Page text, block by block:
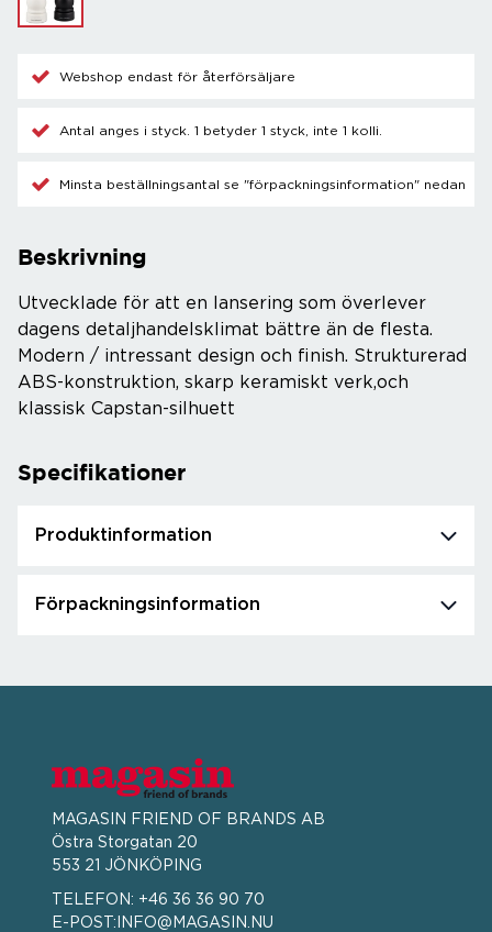
Webshop endast för återförsäljare
Antal anges i styck. 1 betyder 1 styck, inte 1 kolli.
Minsta beställningsantal se "förpackningsinformation" nedan
Beskrivning
Utvecklade för att en lansering som överlever
dagens detaljhandelsklimat bättre än de flesta.
Modern / intressant design och finish. Strukturerad
ABS-konstruktion, skarp keramiskt verk,och
klassisk Capstan-silhuett
Specifikationer
Produktinformation
Förpackningsinformation
MAGASIN FRIEND OF BRANDS AB
Östra Storgatan 20
553 21 JÖNKÖPING
TELEFON: +46 36 36 90 70
E-POST: INFO@MAGASIN.NU